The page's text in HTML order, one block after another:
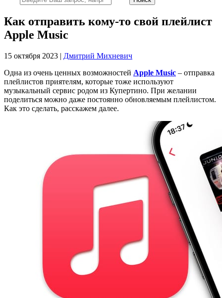
Как отправить кому-то свой плейлист
Apple Music
15 октября 2023 | Дмитрий Михневич
Одна из очень ценных возможностей Apple Music – отправка
плейлистов приятелям, которые тоже используют
музыкальный сервис родом из Купертино. При желании
поделиться можно даже постоянно обновляемым плейлистом.
Как это сделать, расскажем далее.